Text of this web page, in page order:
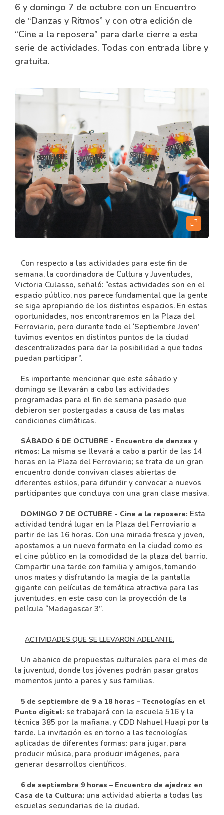
6 y domingo 7 de octubre con un Encuentro
de “Danzas y Ritmos” y con otra edición de
“Cine a la reposera” para darle cierre a esta
serie de actividades. Todas con entrada libre y
gratuita.
expand_content
Con respecto a las actividades para este fin de
semana, la coordinadora de Cultura y Juventudes,
Victoria Culasso, señaló: “estas actividades son en el
espacio público, nos parece fundamental que la gente
se siga apropiando de los distintos espacios. En estas
oportunidades, nos encontraremos en la Plaza del
Ferroviario, pero durante todo el ‘Septiembre Joven’
tuvimos eventos en distintos puntos de la ciudad
descentralizados para dar la posibilidad a que todos
puedan participar”.
Es importante mencionar que este sábado y
domingo se llevarán a cabo las actividades
programadas para el fin de semana pasado que
debieron ser postergadas a causa de las malas
condiciones climáticas.
SÁBADO 6 DE OCTUBRE - Encuentro de danzas y
ritmos: La misma se llevará a cabo a partir de las 14
horas en la Plaza del Ferroviario; se trata de un gran
encuentro donde convivan clases abiertas de
diferentes estilos, para difundir y convocar a nuevos
participantes que concluya con una gran clase masiva.
DOMINGO 7 DE OCTUBRE - Cine a la reposera: Esta
actividad tendrá lugar en la Plaza del Ferroviario a
partir de las 16 horas. Con una mirada fresca y joven,
apostamos a un nuevo formato en la ciudad como es
el cine público en la comodidad de la plaza del barrio.
Compartir una tarde con familia y amigos, tomando
unos mates y disfrutando la magia de la pantalla
gigante con películas de temática atractiva para las
juventudes, en este caso con la proyección de la
película “Madagascar 3”.
ACTIVIDADES QUE SE LLEVARON ADELANTE.
Un abanico de propuestas culturales para el mes de
la juventud, donde los jóvenes podrán pasar gratos
momentos junto a pares y sus familias.
5 de septiembre de 9 a 18 horas – Tecnologías en el
Punto digital: se trabajará con la escuela 516 y la
técnica 385 por la mañana, y CDD Nahuel Huapi por la
tarde. La invitación es en torno a las tecnologías
aplicadas de diferentes formas: para jugar, para
producir música, para producir imágenes, para
generar desarrollos científicos.
6 de septiembre 9 horas – Encuentro de ajedrez en
Casa de la Cultura: una actividad abierta a todas las
escuelas secundarias de la ciudad.